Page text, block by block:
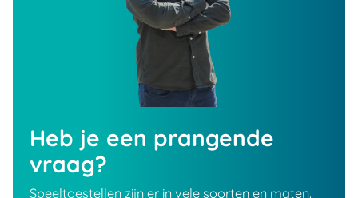
Heb je een prangende
vraag?
Speeltoestellen zijn er in vele soorten en maten.